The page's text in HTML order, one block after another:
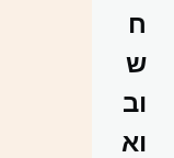
ח
ש
וב
וא